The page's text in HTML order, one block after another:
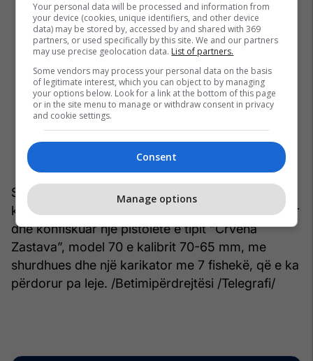
Sipas aktakuzës, pasi policia kishte bërë një
kontroll në motel “Fontana”, te Jashari ishte gjetur
dhe konfiskuar një pistoletë e tipit “Crvena
Zastava”, model 70 e kalibrit 70-65 mm, me
shurdhues dhe një karikator me 7 fishekë, që e ka
përdorur pa leje. /Betimipërdrejtësi /Telegrafi/
Your personal data will be processed and information from
your device (cookies, unique identifiers, and other device
data) may be stored by, accessed by and shared with 369
partners, or used specifically by this site. We and our partners
may use precise geolocation data. List of partners.
Some vendors may process your personal data on the basis
of legitimate interest, which you can object to by managing
your options below. Look for a link at the bottom of this page
or in the site menu to manage or withdraw consent in privacy
and cookie settings.
Consent
Manage options